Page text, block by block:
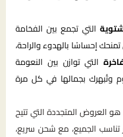
التي تجمع بين الفخامة
تمنحك إحساسًا بالهدوء والراحة،
التي توازن بين النعومة
وتُبهرك بجمالها في كل مرة
العروض المتجددة التي تتيح
تناسب الجميع، مع شحن سريع،